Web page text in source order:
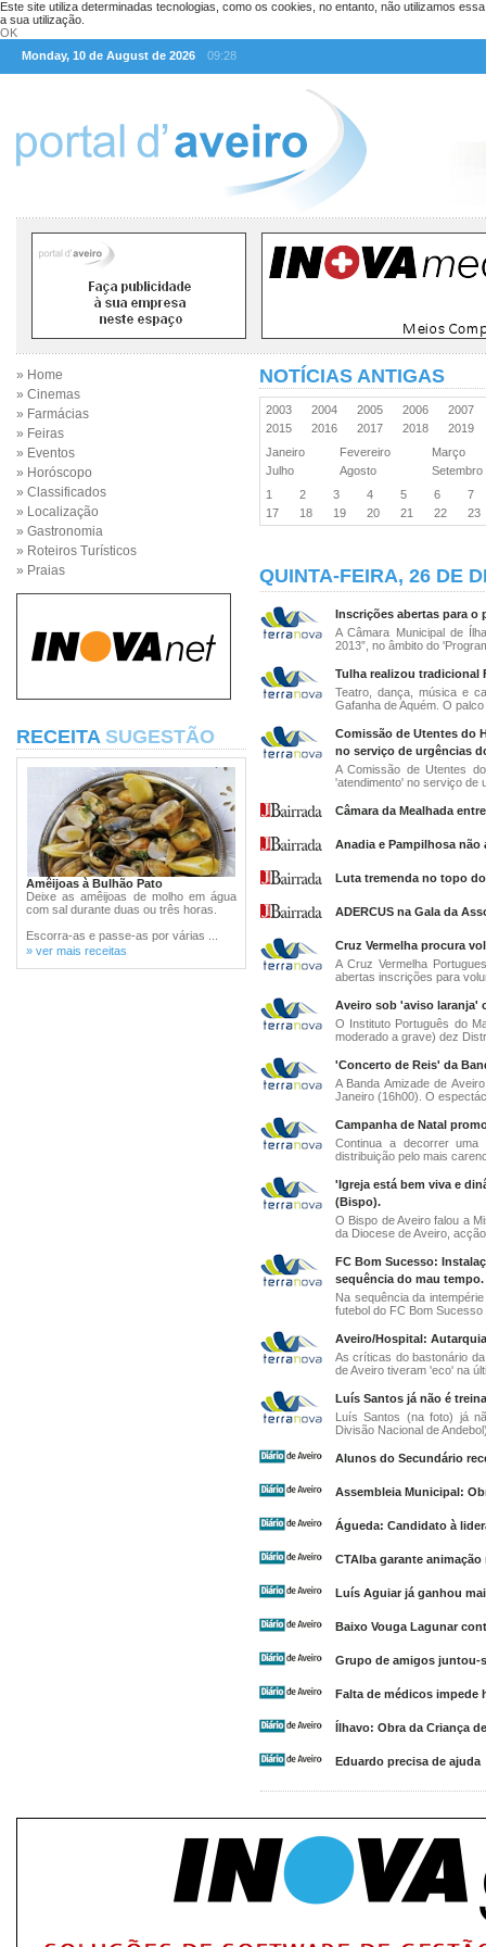
Este site utiliza determinadas tecnologias, como os cookies, no entanto, não utilizamos
a sua utilização.
OK
Monday, 10 de August de 2026
09:28
» Home
» Cinemas
» Farmácias
» Feiras
» Eventos
» Horóscopo
» Classificados
» Localização
» Gastronomia
» Roteiros Turísticos
» Praias
RECEITA SUGESTÃO
Amêijoas à Bulhão Pato
Deixe as amêijoas de molho em água
com sal durante duas ou três horas.
Escorra-as e passe-as por várias ...
» ver mais receitas
NOTÍCIAS ANTIGAS
2003 2004 2005 2006
2007
2015
2016 2017 2018
2019
Janeiro
Fevereiro
Março
Julho
Agosto
1
2 3 4 5 6
7
17
18 19 20 21 22 23
QUINTA-FEIRA, 26 DE
Inscrições abertas para o
A Câmara Municipal de
2013”, no âmbito do
Tulha realizou tradicional
Teatro, dança, música e
Gafanha de Aquém. O
Comissão de Utentes do
no serviço de urgências
A Comissão de Utentes
'atendimento' no serviço de
Câmara da Mealhada
Anadia e Pampilhosa não
Luta tremenda no topo
ADERCUS na Gala da
Cruz Vermelha procura
A Cruz Vermelha
abertas inscrições para
Aveiro sob 'aviso laranja'
O Instituto Português do
moderado a grave) dez
'Concerto de Reis' da
A Banda Amizade de
Janeiro (16h00). O
Campanha de Natal
Continua a decorrer uma
distribuição pelo mais
'Igreja está bem viva e
(Bispo).
O Bispo de Aveiro falou a
da Diocese de Aveiro,
FC Bom Sucesso:
sequência do mau tempo.
Na sequência da
futebol do FC Bom
Aveiro/Hospital:
As críticas do bastonário
de Aveiro tiveram 'eco' na
Luís Santos já não é
Luís Santos (na foto) já
Divisão Nacional de
Alunos do Secundário
Assembleia Municipal:
Águeda: Candidato à
CTAlba garante
Luís Aguiar já ganhou
Baixo Vouga Lagunar
Grupo de amigos juntou-
Falta de médicos impede
Ílhavo: Obra da Criança
Eduardo precisa de ajuda